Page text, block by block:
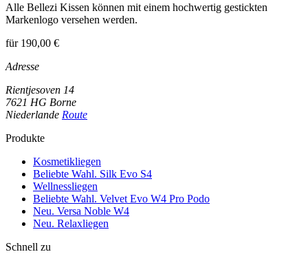
Alle Bellezi Kissen können mit einem hochwertig gestickten
Markenlogo versehen werden.
für 190,00 €
Adresse
Rientjesoven 14
7621 HG Borne
Niederlande Route
Produkte
Kosmetikliegen
Beliebte Wahl. Silk Evo S4
Wellnessliegen
Beliebte Wahl. Velvet Evo W4 Pro Podo
Neu. Versa Noble W4
Neu. Relaxliegen
Schnell zu